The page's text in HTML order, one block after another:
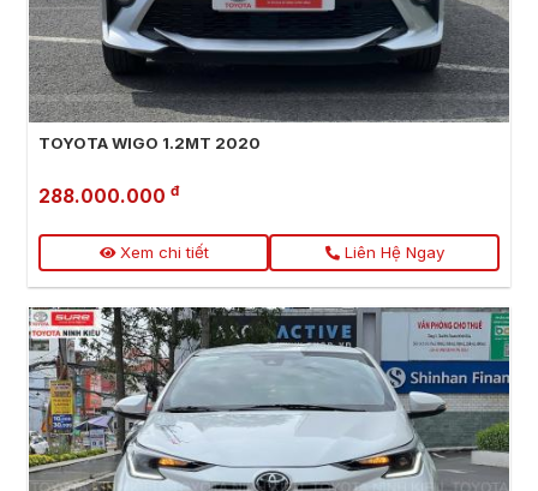
TOYOTA WIGO 1.2MT 2020
288.000.000 đ
Xem chi tiết Liên Hệ Ngay